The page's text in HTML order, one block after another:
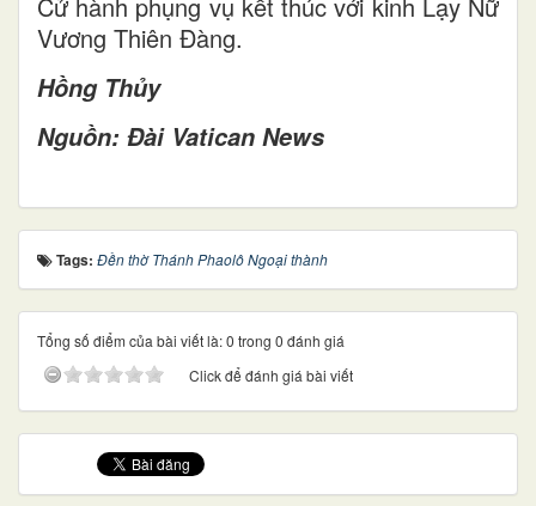
Vương Thiên Đàng.
Hồng Thủy
Nguồn: Đài Vatican News
Tags: Đền thờ Thánh Phaolô Ngoại thành
Tổng số điểm của bài viết là: 0 trong 0 đánh giá
Click để đánh giá bài viết